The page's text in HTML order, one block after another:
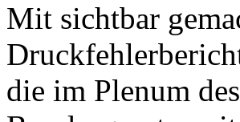
Mit sichtbar
die im Plenum